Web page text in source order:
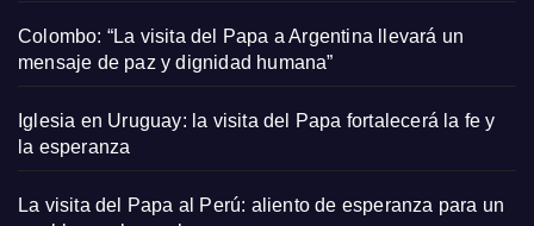
Colombo: “La visita del Papa a Argentina llevará un
mensaje de paz y dignidad humana”
Iglesia en Uruguay: la visita del Papa fortalecerá la fe y
la esperanza
La visita del Papa al Perú: aliento de esperanza para un